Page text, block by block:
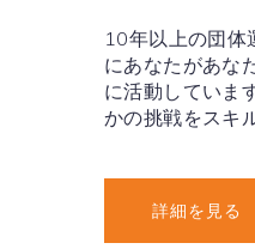
10年以上の団体
にあなたがあな
に活動していま
かの挑戦をスキ
詳細を見る